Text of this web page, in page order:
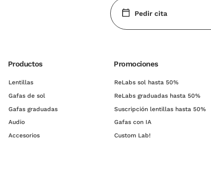
Pedir cita
Productos
Lentillas
Gafas de sol
Gafas graduadas
Audio
Accesorios
Promociones
ReLabs sol hasta 50%
ReLabs graduadas hasta 50%
Suscripción lentillas hasta 50%
Gafas con IA
Custom Lab!